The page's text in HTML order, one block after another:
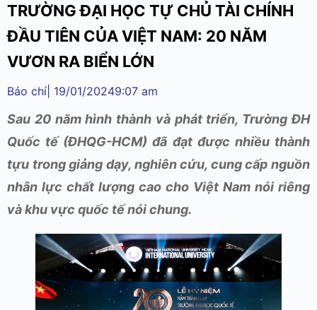
TRƯỜNG ĐẠI HỌC TỰ CHỦ TÀI CHÍNH
ĐẦU TIÊN CỦA VIỆT NAM: 20 NĂM
VƯƠN RA BIỂN LỚN
Báo chí 19/01/20249:07 am
Sau 20 năm hình thành và phát triển, Trường ĐH
Quốc tế (ĐHQG-HCM) đã đạt được nhiều thành
tựu trong giảng dạy, nghiên cứu, cung cấp nguồn
nhân lực chất lượng cao cho Việt Nam nói riêng
và khu vực quốc tế nói chung.